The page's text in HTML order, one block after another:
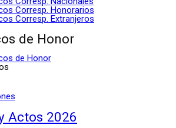
Corresp. Honorarios
Corresp. Extranjeros
de Honor
de Honor
Actos 2026